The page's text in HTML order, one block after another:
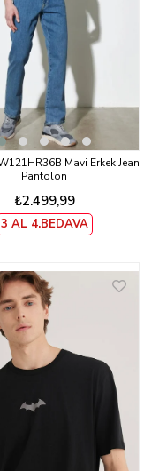
Mavi Erkek Jean
Pantolon
₺2.499,99
3 AL 4.BEDAVA